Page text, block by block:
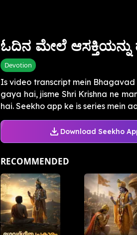
ಓದಿನ ಮೇಲೆ ಆಸಕ್ತಿಯನ್ನು
Devotion
Is video transcript mein
gaya hai, jisme Shri Krishna ne
hai. Seekho app ke is series mein
Download Seekho
RECOMMENDED